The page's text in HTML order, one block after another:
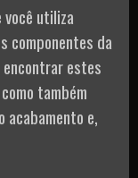
você utiliza
componentes da
encontrar estes
também
e,